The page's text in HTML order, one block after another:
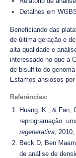
Detalhes em
Beneficiando das
de última geração e
alta qualidade e
interessado no que a
de bisulfito do
Estamos ansiosos
Referências:
Huang, K., & Fan,
reprogramação:
regenerativa, 2010,
Beck D, Ben
de análise de